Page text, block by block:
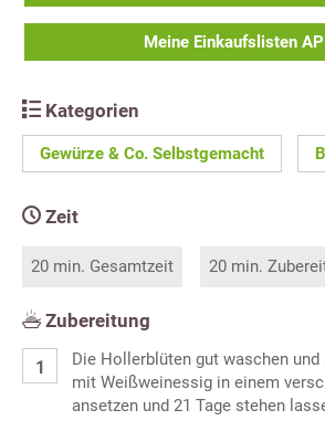
Meine Einkaufslisten
Kategorien
Gewürze & Co. Selbstgemacht
Zeit
20 min. Gesamtzeit 20 min.
Zubereitung
Die Hollerblüten gut waschen
mit Weißweinessig in einem
ansetzen und 21 Tage stehen